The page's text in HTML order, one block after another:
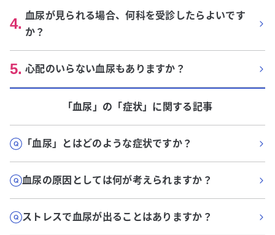
4. 血尿が見られる場合、何科を受診したらよいです
か？
5. 心配のいらない血尿もありますか？
「血尿」 の「症状」に関する記事
「血尿」とはどのような症状ですか？
血尿の原因としては何が考えられますか？
ストレスで血尿が出ることはありますか？